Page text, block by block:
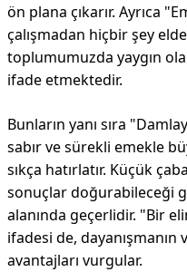
ön plana çıkarır. Ayrıca
çalışmadan hiçbir şey
toplumumuzda yaygın
ifade etmektedir.
Bunların yanı sıra
sabır ve sürekli emekle
sıkça hatırlatır. Küçük
sonuçlar doğurabileceği
alanında geçerlidir. "Bir
ifadesi de,
avantajları vurgular.